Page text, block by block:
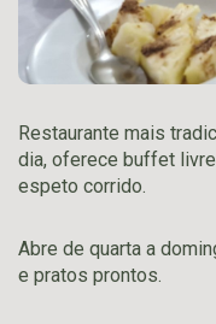
Restaurante mais
dia, oferece buffet
espeto corrido.
Abre de quarta a
e pratos prontos.